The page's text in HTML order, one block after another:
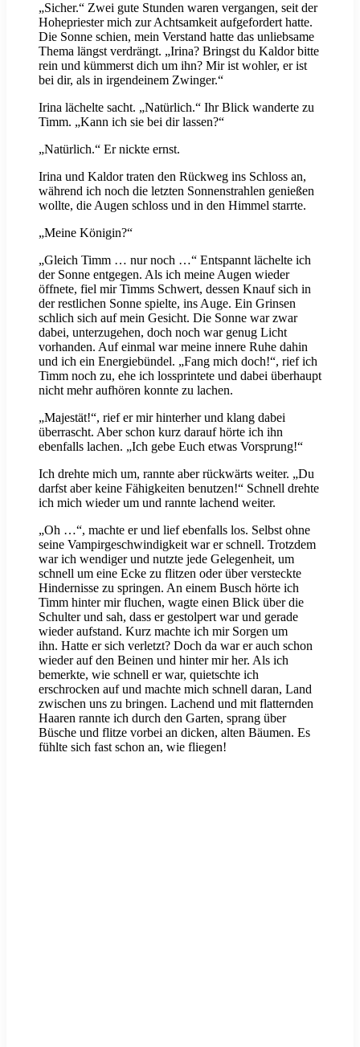
„Sicher.“ Zwei gute Stunden waren vergangen, seit der
Hohepriester mich zur Achtsamkeit aufgefordert hatte.
Die Sonne schien, mein Verstand hatte das unliebsame
Thema längst verdrängt. „Irina? Bringst du Kaldor bitte
rein und kümmerst dich um ihn? Mir ist wohler, er ist
bei dir, als in irgendeinem Zwinger.“
Irina lächelte sacht. „Natürlich.“ Ihr Blick wanderte zu
Timm. „Kann ich sie bei dir lassen?“
„Natürlich.“ Er nickte ernst.
Irina und Kaldor traten den Rückweg ins Schloss an,
während ich noch die letzten Sonnenstrahlen genießen
wollte, die Augen schloss und in den Himmel starrte.
„Meine Königin?“
„Gleich Timm … nur noch …“ Entspannt lächelte ich
der Sonne entgegen. Als ich meine Augen wieder
öffnete, fiel mir Timms Schwert, dessen Knauf sich in
der restlichen Sonne spielte, ins Auge. Ein Grinsen
schlich sich auf mein Gesicht. Die Sonne war zwar
dabei, unterzugehen, doch noch war genug Licht
vorhanden. Auf einmal war meine innere Ruhe dahin
und ich ein Energiebündel. „Fang mich doch!“, rief ich
Timm noch zu, ehe ich lossprintete und dabei überhaupt
nicht mehr aufhören konnte zu lachen.
„Majestät!“, rief er mir hinterher und klang dabei
überrascht. Aber schon kurz darauf hörte ich ihn
ebenfalls lachen. „Ich gebe Euch etwas Vorsprung!“
Ich drehte mich um, rannte aber rückwärts weiter. „Du
darfst aber keine Fähigkeiten benutzen!“ Schnell drehte
ich mich wieder um und rannte lachend weiter.
„Oh …“, machte er und lief ebenfalls los. Selbst ohne
seine Vampirgeschwindigkeit war er schnell. Trotzdem
war ich wendiger und nutzte jede Gelegenheit, um
schnell um eine Ecke zu flitzen oder über versteckte
Hindernisse zu springen. An einem Busch hörte ich
Timm hinter mir fluchen, wagte einen Blick über die
Schulter und sah, dass er gestolpert war und gerade
wieder aufstand. Kurz machte ich mir Sorgen um
ihn. Hatte er sich verletzt? Doch da war er auch schon
wieder auf den Beinen und hinter mir her. Als ich
bemerkte, wie schnell er war, quietschte ich
erschrocken auf und machte mich schnell daran, Land
zwischen uns zu bringen. Lachend und mit flatternden
Haaren rannte ich durch den Garten, sprang über
Büsche und flitze vorbei an dicken, alten Bäumen. Es
fühlte sich fast schon an, wie fliegen!